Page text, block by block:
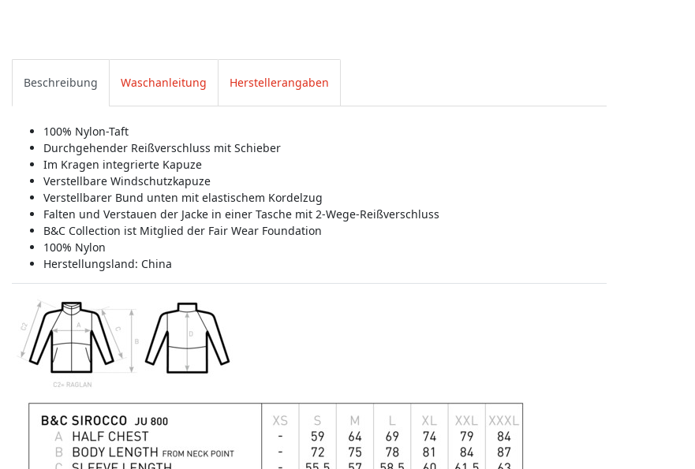
Beschreibung Waschanleitung Herstellerangaben
100% Nylon-Taft
Durchgehender Reißverschluss mit Schieber
Im Kragen integrierte Kapuze
Verstellbare Windschutzkapuze
Verstellbarer Bund unten mit elastischem Kordelzug
Falten und Verstauen der Jacke in einer Tasche mit 2-Wege-Reißverschluss
B&C Collection ist Mitglied der Fair Wear Foundation
100% Nylon
Herstellungsland: China